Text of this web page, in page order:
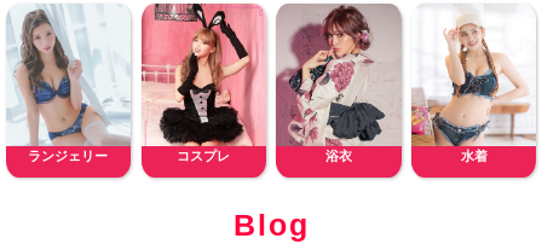
ランジェリー コスプレ 浴衣 水着
Blog